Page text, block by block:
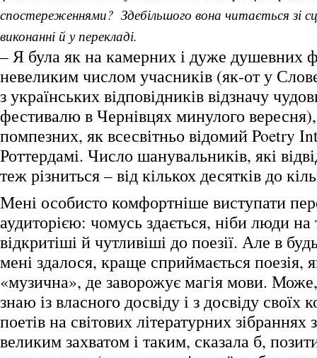
спостереженнями? Здебільшого вона читається зі
виконанні й у перекладі.
– Я була як на камерних і дуже душевних
невеликим числом учасників (як-от у
з українських відповідників відзначу
фестивалю в Чернівцях минулого вересня),
помпезних, як всесвітньо відомий Poetry
Роттердамі. Число шанувальників, які
теж різниться – від кількох десятків до
Мені особисто комфортніше виступати
аудиторією: чомусь здається, ніби люди
відкритіші й чутливіші до поезії. Але в
мені здалося, краще сприймається поезія,
«музична», де заворожує магія мови.
знаю із власного досвіду і з досвіду своїх
поетів на світових літературних зібраннях
великим захватом і таким, сказала б,